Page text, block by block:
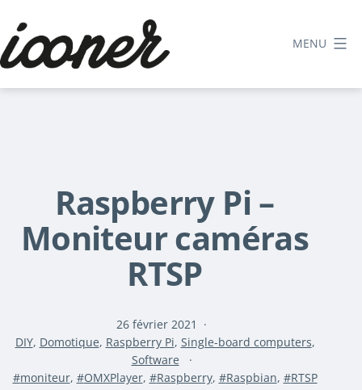
contenu
MENU
Raspberry Pi –
Moniteur caméras
RTSP
Publié
le
26 février 2021
Catégorisé
DIY, Domotique, Raspberry Pi, Single-board computers,
Software
Étiqueté
moniteur, OMXPlayer, Raspberry, Raspbian, RTSP